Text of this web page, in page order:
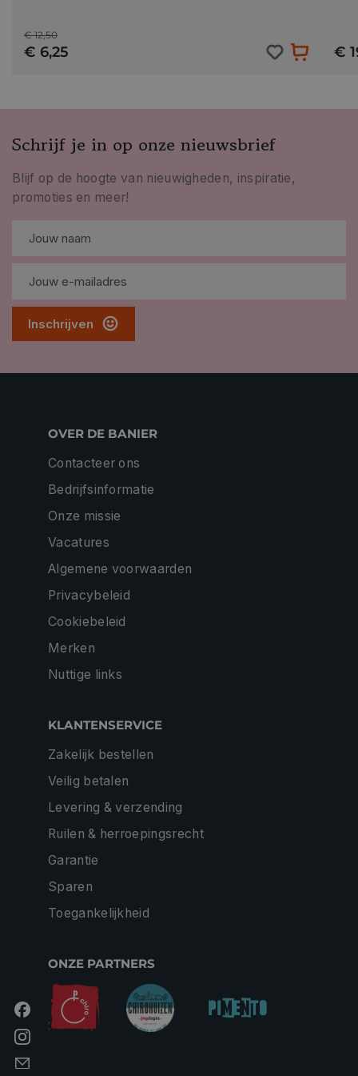
€ 12,50
€ 6,25 €
Schrijf je in op onze nieuwsbrief
Blijf op de hoogte van nieuwigheden, inspiratie,
promoties en meer!
Inschrijven
OVER DE BANIER
Contacteer ons
Bedrijfsinformatie
Onze missie
Vacatures
Algemene voorwaarden
Privacybeleid
Cookiebeleid
Merken
Nuttige links
KLANTENSERVICE
Zakelijk bestellen
Veilig betalen
Levering & verzending
Ruilen & herroepingsrecht
Garantie
Sparen
Toegankelijkheid
ONZE PARTNERS